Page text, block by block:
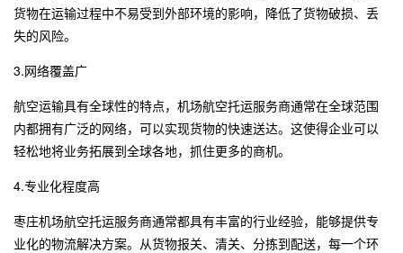
货物在运输过程中不易受到外部环境的影响，降低了货物破损、丢
失的风险。
3.网络覆盖广
航空运输具有全球性的特点，机场航空托运服务商通常在全球范围
内都拥有广泛的网络，可以实现货物的快速送达。这使得企业可以
轻松地将业务拓展到全球各地，抓住更多的商机。
4.专业化程度高
枣庄机场航空托运服务商通常都具有丰富的行业经验，能够提供专
业化的物流解决方案。从货物报关、清关、分拣到配送，每一个环